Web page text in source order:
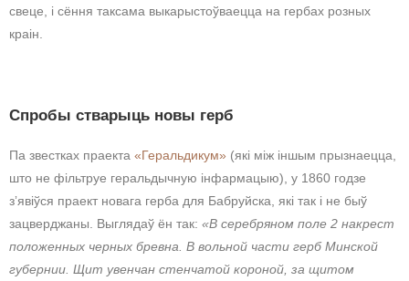
свеце, і сёння таксама выкарыстоўваецца на гербах розных
краін.
Спробы стварыць новы герб
Па звестках праекта «Геральдикум» (які між іншым прызнаецца,
што не фільтруе геральдычную інфармацыю), у 1860 годзе
зʼявіўся праект новага герба для Бабруйска, які так і не быў
зацверджаны. Выглядаў ён так: «В серебряном поле 2 накрест
положенных черных бревна. В вольной части герб Минской
губернии. Щит увенчан стенчатой короной, за щитом